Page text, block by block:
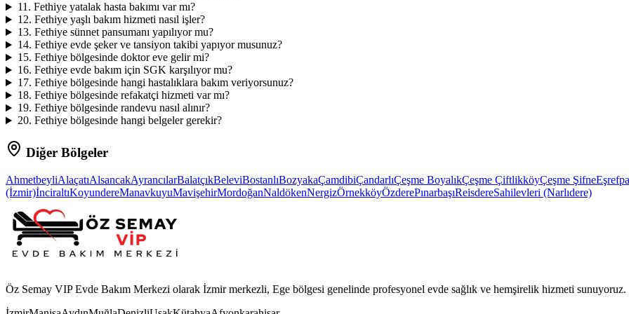
11 . Fethiye yatalak hasta bakımı var mı?
12. Fethiye yaşlı bakım hizmeti nasıl işler?
13. Fethiye sünnet pansumanı yapılıyor mu?
14. Fethiye evde şeker ve tansiyon takibi yapıyor musunuz?
15. Fethiye bölgesinde doktor eve gelir mi?
16. Fethiye evde bakım için SGK karşılıyor mu?
17. Fethiye bölgesinde hangi hastalıklara bakım veriyorsunuz?
18. Fethiye bölgesinde refakatçi hizmeti var mı?
19. Fethiye bölgesinde randevu nasıl alınır?
20. Fethiye bölgesinde hangi belgeler gerekir?
Diğer Bölgeler
AhmetbeyliAlaçatıAlsancakAyrancılarBalatçıkBeleviBostanlıBozyakaÇamdibiÇandarlıÇeşme BoyalıkÇeşme ÇiftlikköyÇeşme Şifne
(İzmir)İnciraltıKoyundereManavkuyuMavişehirMordoğanNaldökenNergizÖrnekköyÖzderePınarbaşıReisdereSahilevleri (Narlıdere)
Öz Semay VIP Evde Bakım Merkezi olarak İzmir merkezli, Ege bölgesi genelinde profesyonel evde sağlık ve hemşirelik hizmeti sunuyoruz.